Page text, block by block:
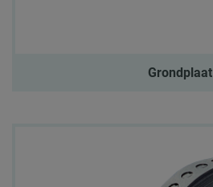
Grondplaat